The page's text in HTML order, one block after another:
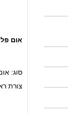
אום
סוג:
צורת